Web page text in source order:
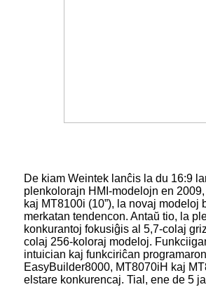
De kiam Weintek lanĉis la du 16:9
plenkolorajn HMI-modelojn en
kaj MT8100i (10”), la novaj modeloj
merkatan tendencon. Antaŭ tio, la
konkurantoj fokusiĝis al 5,7-colaj
colaj 256-koloraj modeloj.
intuician kaj funkciriĉan programaron
EasyBuilder8000, MT8070iH kaj
elstare konkurencaj. Tial, ene de 5